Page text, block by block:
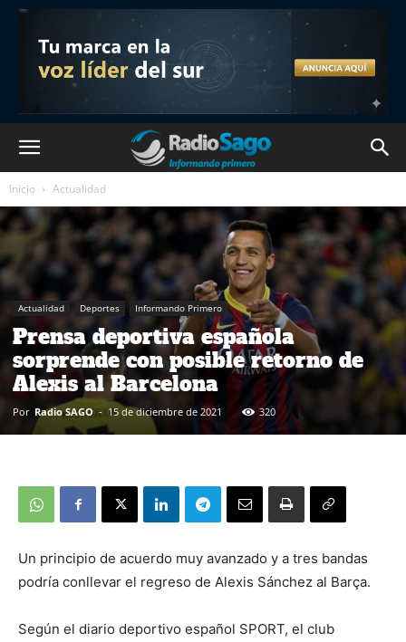
Inicio Actualidad
Actualidad Deportes Informando Primero
Prensa deportiva española
sorprende con posible retorno de
Alexis al Barcelona
Por Radio SAGO - 15 de diciembre de 2021 320
Un principio de acuerdo muy avanzado y a tres bandas
podría conllevar el regreso de Alexis Sánchez al Barça.
Según el diario deportivo español SPORT, el club